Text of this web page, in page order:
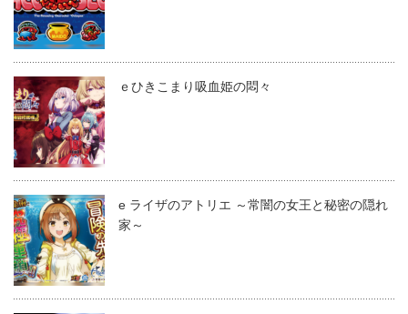
ｅひきこまり吸血姫の悶々
e ライザのアトリエ ～常闇の女王と秘密の隠れ
家～